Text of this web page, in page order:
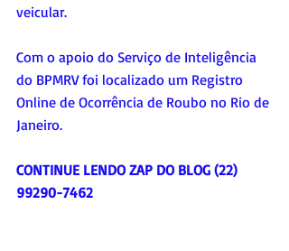
veicular.
Com o apoio do Serviço de Inteligência
do BPMRV foi localizado um Registro
Online de Ocorrência de Roubo no Rio de
Janeiro.
CONTINUE LENDO ZAP DO BLOG (22)
99290-7462